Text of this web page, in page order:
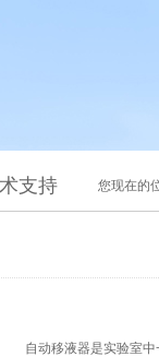
支持 您现在的
自动移液器是实验室中一